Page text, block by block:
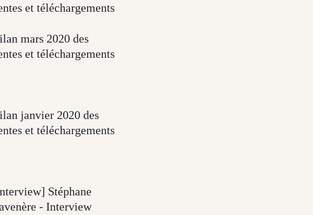
et téléchargements
mars 2020 des
et téléchargements
janvier 2020 des
et téléchargements
Stéphane
- Interview